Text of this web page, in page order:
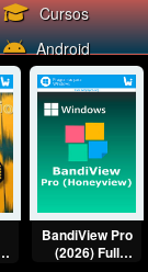
Cursos
Android
BandiView Pro
(2026) Full